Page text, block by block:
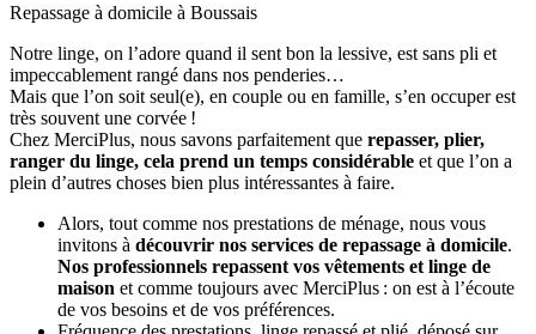
Repassage à domicile à Boussais
Notre linge, on l’adore quand il sent bon la lessive, est sans pli et
impeccablement rangé dans nos penderies…
Mais que l’on soit seul(e), en couple ou en famille, s’en occuper est
très souvent une corvée !
Chez MerciPlus, nous savons parfaitement que repasser, plier,
ranger du linge, cela prend un temps considérable et que l’on a
plein d’autres choses bien plus intéressantes à faire.
Alors, tout comme nos prestations de ménage, nous vous
invitons à découvrir nos services de repassage à domicile.
Nos professionnels repassent vos vêtements et linge de
maison et comme toujours avec MerciPlus : on est à l’écoute
de vos besoins et de vos préférences.